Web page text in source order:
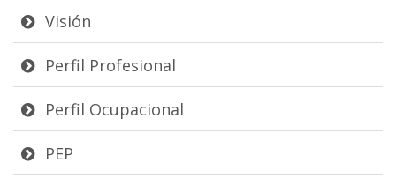
Visión
Perfil Profesional
Perfil Ocupacional
PEP